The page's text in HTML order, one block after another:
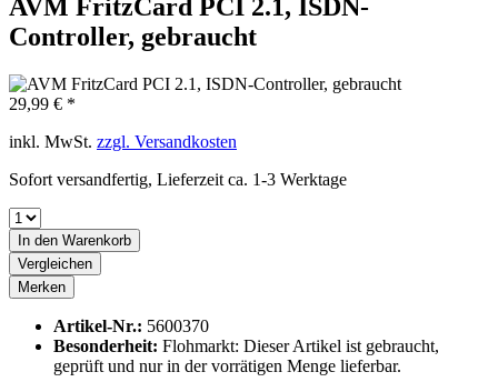
AVM FritzCard PCI 2.1, ISDN-
Controller, gebraucht
29,99 € *
inkl. MwSt. zzgl. Versandkosten
Sofort versandfertig, Lieferzeit ca. 1-3 Werktage
In den Warenkorb
Vergleichen
Merken
Artikel-Nr.: 5600370
Besonderheit: Flohmarkt: Dieser Artikel ist gebraucht,
geprüft und nur in der vorrätigen Menge lieferbar.